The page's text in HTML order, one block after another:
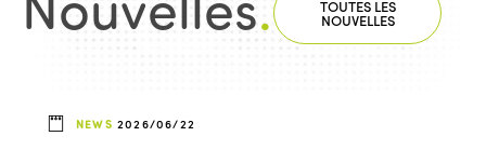
TOUTES LES
NOUVELLES
NEWS 2026/06/22